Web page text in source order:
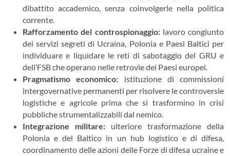
dibattito accademico, senza coinvolgerle nella politica
corrente.
Rafforzamento del controspionaggio:lavoro congiunto
dei servizi segreti di Ucraina, Polonia e Paesi Baltici per
individuare e liquidare le reti di sabotaggio del GRU e
dell’FSB che operano nelle retrovie dei Paesi europei.
Pragmatismo economico: istituzione di commissioni
intergovernative permanenti per risolvere le controversie
logistiche e agricole prima che si trasformino in crisi
pubbliche strumentalizzabili dal nemico.
Integrazione militare: ulteriore trasformazione della
Polonia e del Baltico in un hub logistico e di difesa,
coordinamento delle azioni delle Forze di difesa ucraine e